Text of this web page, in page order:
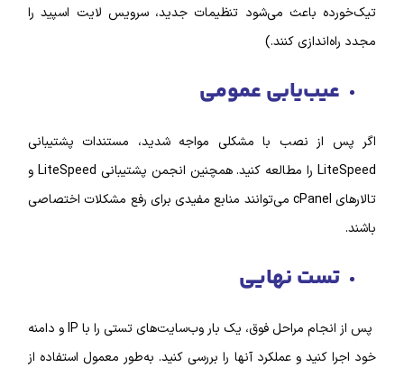
باعث می‌شود تنظیمات‌ جدید، سرویس لایت اسپید را
کنند.)
عمومی
نصب با مشکلی مواجه شدید، مستندات پشتیبانی
LiteSpeed را مطالعه کنید. همچنین انجمن پشتیبانی LiteSpeed و
تالارهای cPanel می‌توانند منابع مفیدی برای رفع مشکلات اختصاصی
نهایی
پس از انجام مراحل فوق، یک بار وب‌سایت‌های تستی را با IP‌ و دامنه
و عملکرد آنها را بررسی کنید. به‌طور معمول استفاده از